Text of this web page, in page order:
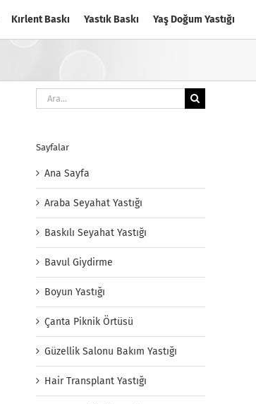
Kırlent Baskı Yastık Baskı Yaş Doğum Yastığı
Ara:
Sayfalar
Ana Sayfa
Araba Seyahat Yastığı
Baskılı Seyahat Yastığı
Bavul Giydirme
Boyun Yastığı
Çanta Piknik Örtüsü
Güzellik Salonu Bakım Yastığı
Hair Transplant Yastığı